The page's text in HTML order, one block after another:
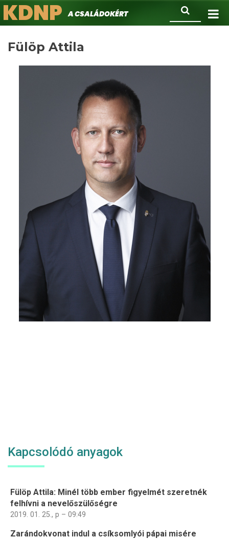
Ugrás
a
Keresés
KDNPA családokért.
Fülöp Attila
Kapcsolódó anyagok
Fülöp Attila: Minél több ember figyelmét szeretnék
felhívni a nevelőszülőségre
2019. 01. 25., p – 09:49
Zarándokvonat indul a csíksomlyói pápai misére